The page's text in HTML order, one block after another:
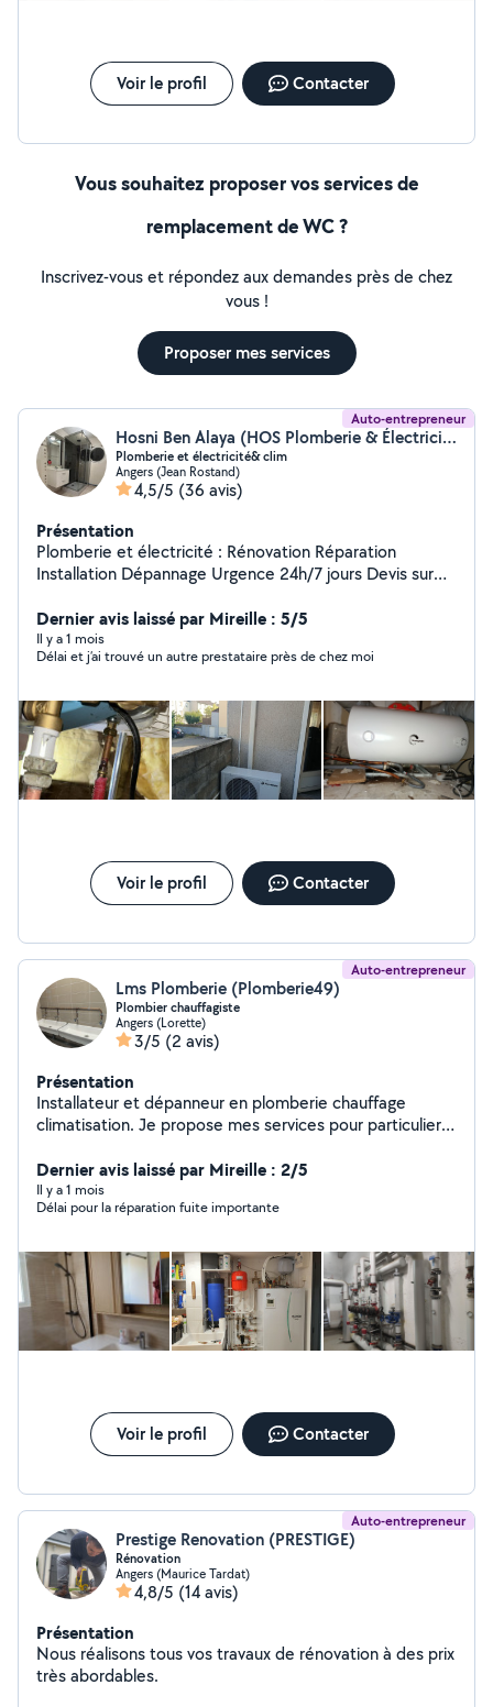
Cordialement
Voir le profil Contacter
Vous souhaitez proposer vos services de
remplacement de WC ?
Inscrivez-vous et répondez aux demandes près de chez
vous !
Proposer mes services
Auto-entrepreneur
Hosni Ben Alaya (HOS Plomberie & Électricité&Clim)
Plomberie et électricité& clim
Angers (Jean Rostand)
4,5/5 (36 avis)
Présentation
Plomberie et électricité : Rénovation Réparation
Installation Dépannage Urgence 24h/7 jours Devis sur
disponibilité Choix des produits avec accord du client
Dernier avis laissé par Mireille : 5/5
Il y a 1 mois
Délai et j’ai trouvé un autre prestataire près de chez moi
Voir le profil Contacter
Auto-entrepreneur
Lms Plomberie (Plomberie49)
Plombier chauffagiste
Angers (Lorette)
3/5 (2 avis)
Présentation
Installateur et dépanneur en plomberie chauffage
climatisation. Je propose mes services pour particulier
neuf.
Dernier avis laissé par Mireille : 2/5
Il y a 1 mois
Délai pour la réparation fuite importante
Voir le profil Contacter
Auto-entrepreneur
Prestige Renovation (PRESTIGE)
Rénovation
Angers (Maurice Tardat)
4,8/5 (14 avis)
Présentation
Nous réalisons tous vos travaux de rénovation à des prix
très abordables.